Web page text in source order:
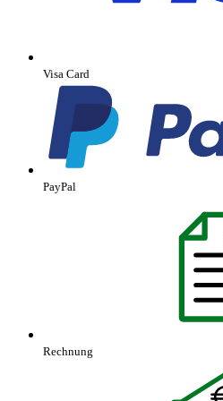
Visa Card
PayPal
Rechnung